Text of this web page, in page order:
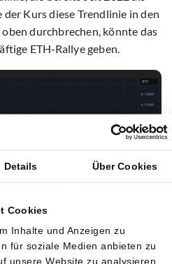
Details Über Cookies
Cookies
Inhalte und Anzeigen zu
für soziale Medien anbieten zu
unsere Website zu analysieren.
Kurs diese Trendlinie in den
durchbrechen, könnte das
ETH‑Rallye geben.